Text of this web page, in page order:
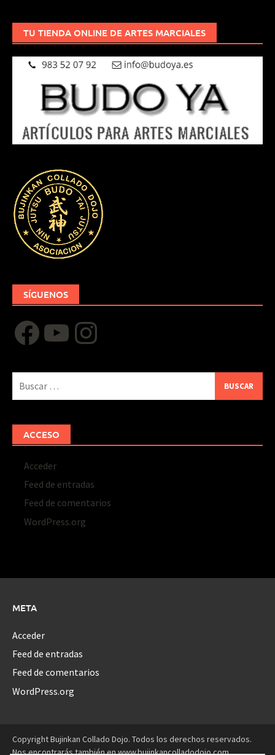
TU TIENDA ONLINE DE ARTES MARCIALES
SÍGUENOS
FacebookYouTubeInstagram
ACCESO
Acceder
Feed de entradas
Feed de comentarios
WordPress.org
META
Acceder
Feed de entradas
Feed de comentarios
WordPress.org
Copyright Bujinkan Collado Dojo. Todos los derechos reservados.
Nos encontrarás también en www.bujinkancolladodojo.com